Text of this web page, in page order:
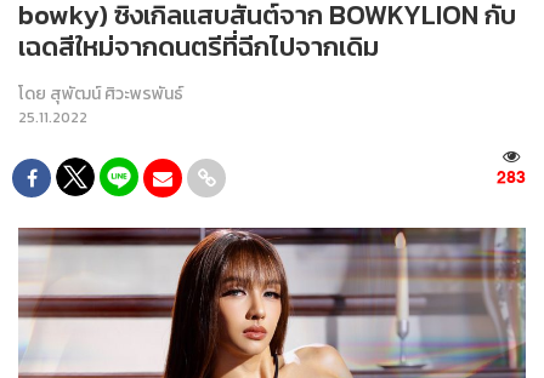
bowky) ซิงเกิลแสบสันต์จาก BOWKYLION กับ
เฉดสีใหม่จากดนตรีที่ฉีกไปจากเดิม
โดย สุพัฒน์ ศิวะพรพันธ์
25.11.2022
283